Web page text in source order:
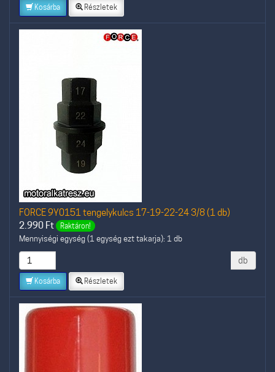
Kosárba Részletek
FORCE 9Y0151 tengelykulcs 17-19-22-24 3/8 (1 db)
2.990 Ft Raktáron!
Mennyiségi egység (1 egység ezt takarja): 1 db
db
Kosárba Részletek